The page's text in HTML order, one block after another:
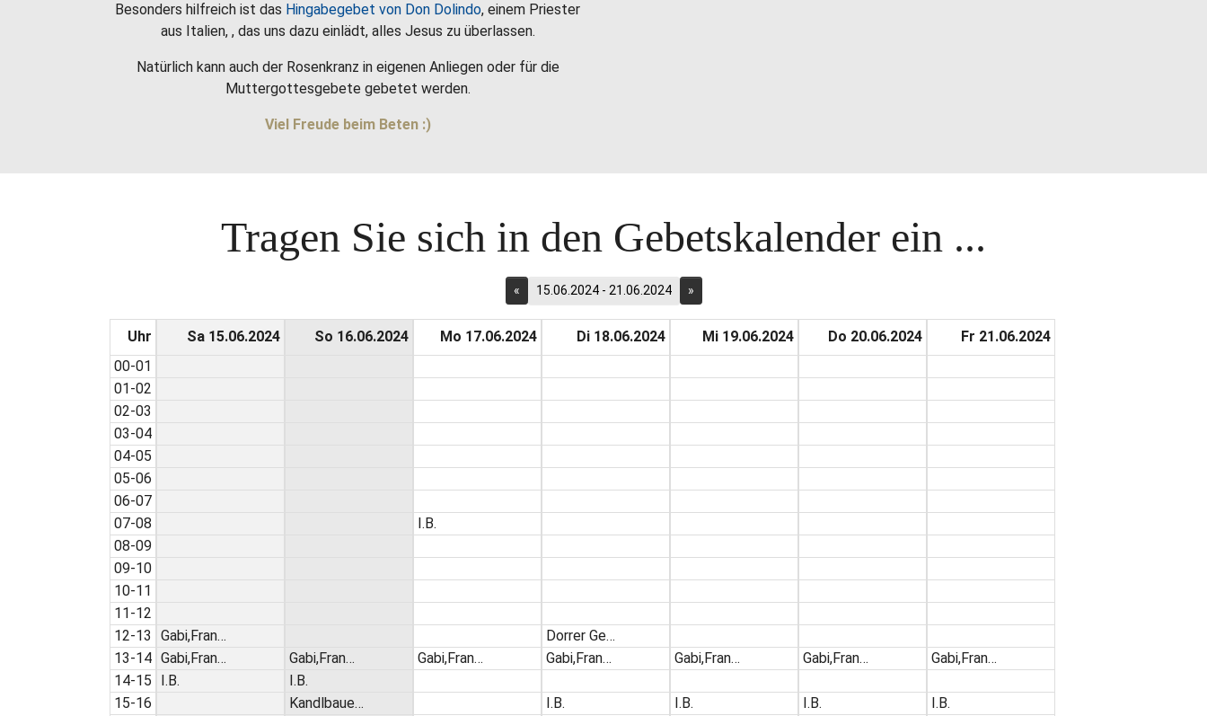
Besonders hilfreich ist das Hingabegebet von Don Dolindo, einem Priester
aus Italien, , das uns dazu einlädt, alles Jesus zu überlassen.
Natürlich kann auch der Rosenkranz in eigenen Anliegen oder für die
Muttergottesgebete gebetet werden.
Viel Freude beim Beten :)
Tragen Sie sich in den Gebetskalender ein ...
« 15.06.2024 - 21.06.2024 »
Uhr
00-01
01-02
02-03
03-04
04-05
05-06
06-07
07-08
08-09
09-10
10-11
11-12
12-13
13-14
14-15
15-16
Sa 15.06.2024
Gabi,Fran…
Gabi,Fran…
I.B.
So 16.06.2024
Gabi,Fran…
I.B.
Kandlbaue…
Mo 17.06.2024
I.B.
Gabi,Fran…
Di 18.06.2024
Dorrer Ge…
Gabi,Fran…
I.B.
Mi 19.06.2024
Gabi,Fran…
I.B.
Do 20.06.2024
Gabi,Fran…
I.B.
Fr 21.06.2024
Gabi,Fran…
I.B.